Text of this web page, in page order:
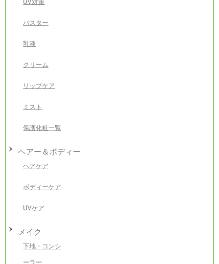
パスター
乳液
クリーム
リップケア
ミスト
保護化粧一覧
ヘアー＆ボディー
ヘアケア
ボディーケア
UVケア
メイク
下地・コンシ
ーラー